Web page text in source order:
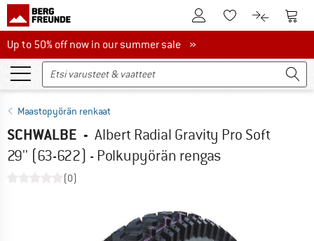
Tästä asiakastililleTästä toivelistalle.
Tästä
Up to 50% off now in our summer sale
Up to 50% off now in our summer sale »
Maastopyörän renkaat
SCHWALBE - Albert Radial Gravity Pro Soft
29'' (63-622) - Polkupyörän rengas
(0)